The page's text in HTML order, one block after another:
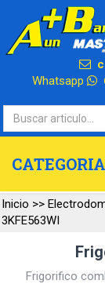
Whatsapp
Inicio >>
3KFE563WI
Frigorifico